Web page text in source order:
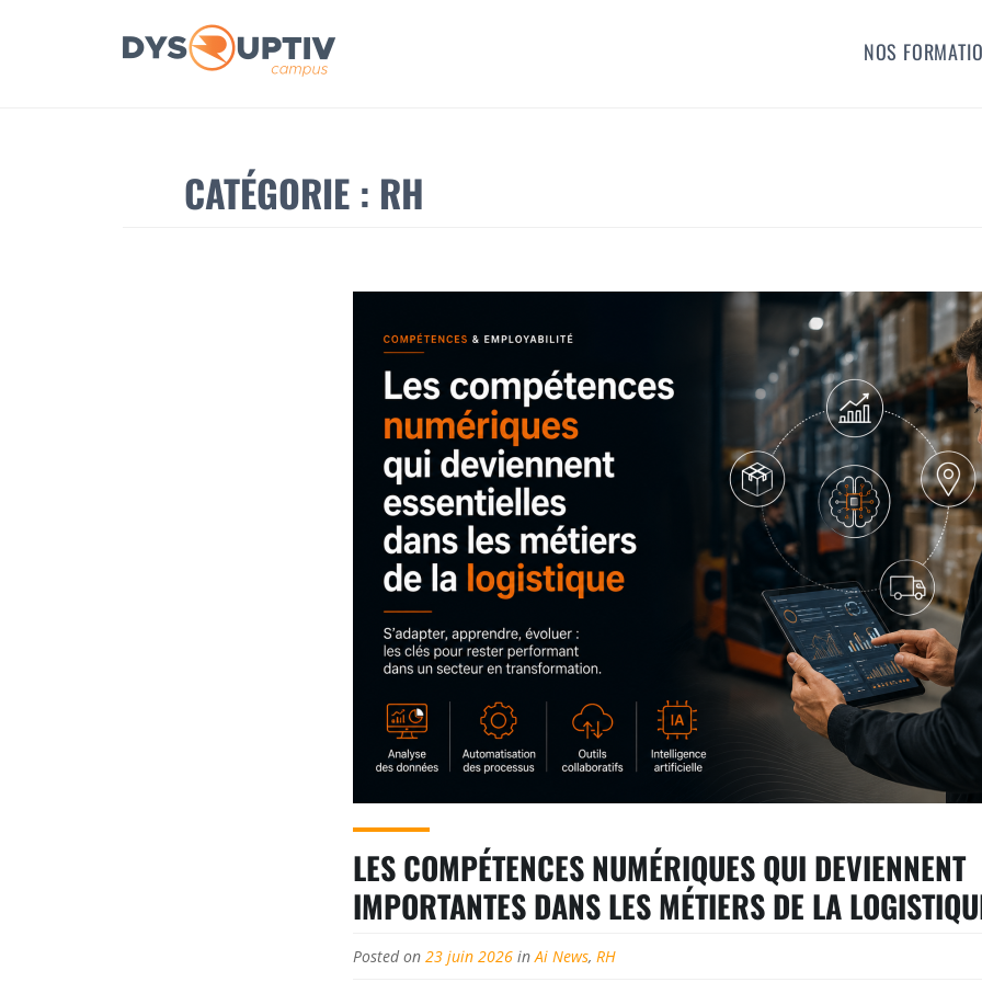
NOS
CATÉGORIE : RH
LES COMPÉTENCES NUMÉRIQUES QUI DEVIENNENT
IMPORTANTES DANS LES MÉTIERS DE LA
Posted on 23 juin 2026 in Ai News, RH